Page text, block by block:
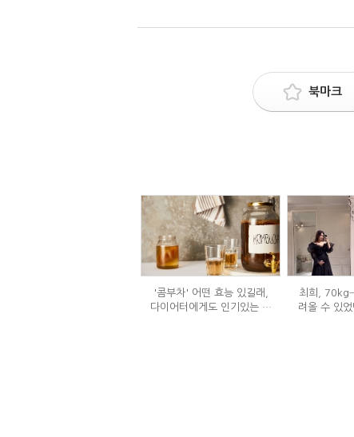
북마크
'콤부차' 어떤 효능 있길래,
다이어터에게도 인기있는 걸
최희,
려올 수 있